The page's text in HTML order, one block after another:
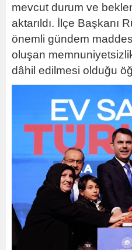
mevcut durum ve
aktarıldı. İlçe Başkanı
önemli gündem
oluşan
dâhil edilmesi olduğu